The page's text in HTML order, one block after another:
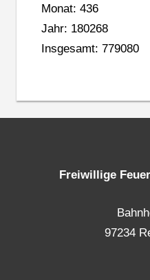
Monat: 436
Jahr: 180268
Insgesamt: 779080
Freiwillige
97234